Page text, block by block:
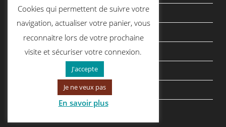
Le Blog
Conditions générales de vente
Mentions légales
Politique de confidentialité
politique de cookies
Cookies qui permettent de suivre votre
navigation, actualiser votre panier, vous
reconnaitre lors de votre prochaine
visite et sécuriser votre connexion.
J'accepte
Je ne veux pas
En savoir plus